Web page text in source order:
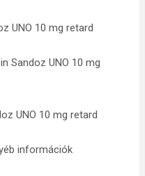
UNO 10 mg retard
Sandoz UNO 10 mg
UNO 10 mg retard
információk